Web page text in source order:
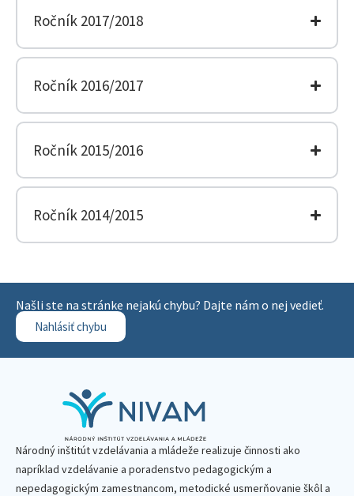
Ročník 2017/2018
Ročník 2016/2017
Ročník 2015/2016
Ročník 2014/2015
Našli ste na stránke nejakú chybu? Dajte nám o nej vedieť.
Nahlásiť chybu
Národný inštitút vzdelávania a mládeže realizuje činnosti ako
napríklad vzdelávanie a poradenstvo pedagogickým a
nepedagogickým zamestnancom, metodické usmerňovanie škôl a